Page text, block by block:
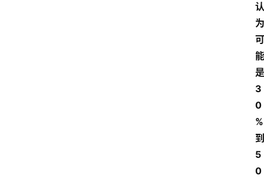
认
为
可
能
是
3
0
%
到
5
0